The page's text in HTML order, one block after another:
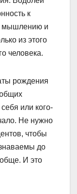
к
мышлению и
из этого
человека.
рождения
или кого-
Не нужно
чтобы
до
И это